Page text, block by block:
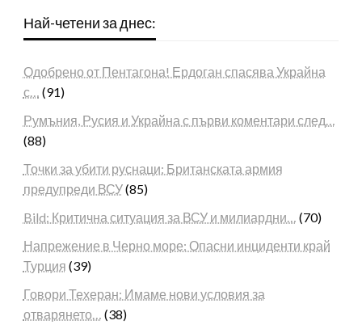
Най-четени за днес:
Одобрено от Пентагона! Ердоган спасява Украйна
с… (91)
Румъния, Русия и Украйна с първи коментари след…
(88)
Точки за убити руснаци: Британската армия
предупреди ВСУ(85)
Bild: Критична ситуация за ВСУ и милиардни… (70)
Напрежение в Черно море: Опасни инциденти край
Турция (39)
Говори Техеран: Имаме нови условия за
отварянето… (38)